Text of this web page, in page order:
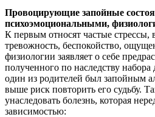
Провоцирующие запойные
психоэмоциональными,
К первым относят частые
тревожность, беспокойство,
физиологии заявляет о себе
полученного по наследству
один из родителей был запойным
выше риск повторить его судьбу.
унаследовать болезнь, которая
зависимостью: